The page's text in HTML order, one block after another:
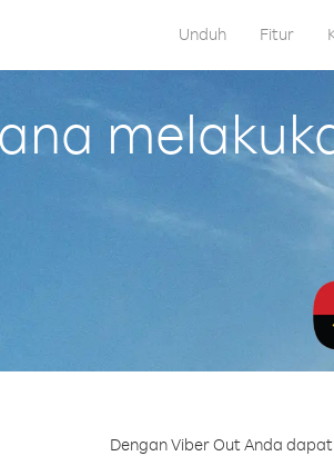
Unduh Fitur
Dengan Viber Out Anda